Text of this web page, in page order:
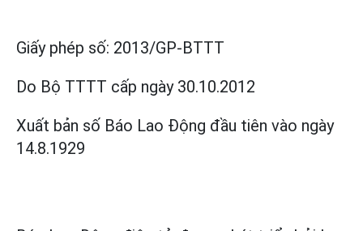
Giấy phép số: 2013/GP-BTTT
Do Bộ TTTT cấp ngày 30.10.2012
Xuất bản số Báo Lao Động đầu tiên vào ngày
14.8.1929